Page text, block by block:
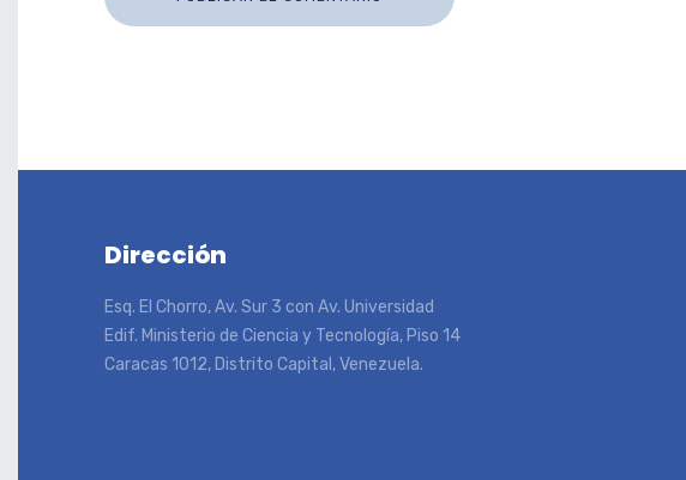
Dirección
Esq. El Chorro, Av. Sur 3 con Av. Universidad
Edif. Ministerio de Ciencia y Tecnología, Piso 14
Caracas 1012, Distrito Capital, Venezuela.